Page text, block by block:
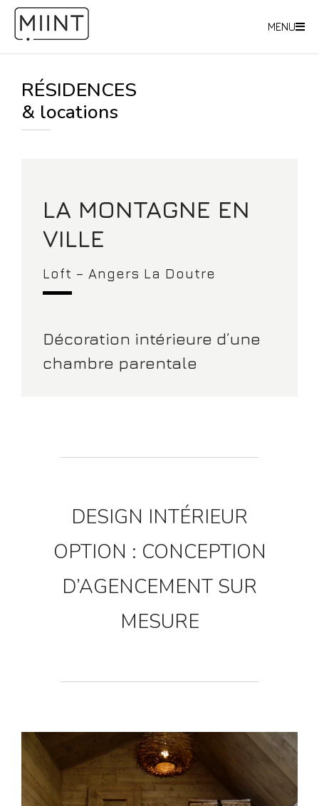
MENU
RÉSIDENCES
& locations
LA MONTAGNE EN
VILLE
Loft – Angers La Doutre
Décoration intérieure d’une
chambre parentale
DESIGN INTÉRIEUR
OPTION : CONCEPTION
D’AGENCEMENT SUR
MESURE